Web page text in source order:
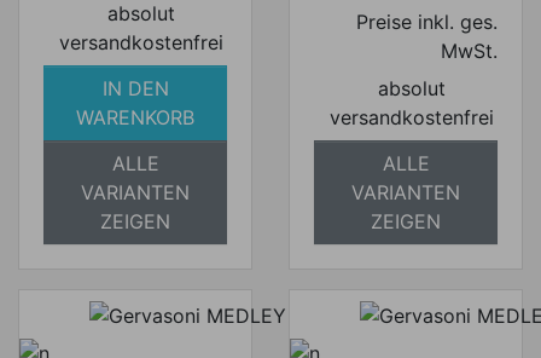
Höhe
Kabellänge
Gewicht
Design
absolut
versandkostenfrei
IN DEN
WARENKORB
ALLE
VARIANTEN
ZEIGEN
Preise inkl. ges.
MwSt.
absolut
versandkostenfrei
ALLE
VARIANTEN
ZEIGEN